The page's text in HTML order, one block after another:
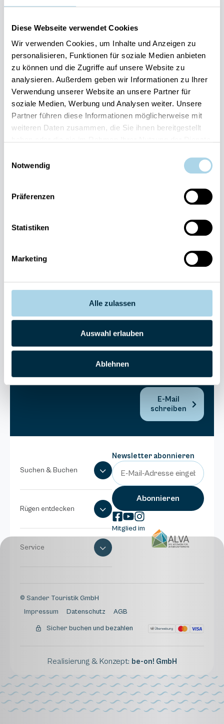
Diese Webseite verwendet Cookies
Wir verwenden Cookies, um Inhalte und Anzeigen zu
personalisieren, Funktionen für soziale Medien anbieten
zu können und die Zugriffe auf unsere Website zu
analysieren. Außerdem geben wir Informationen zu Ihrer
Verwendung unserer Website an unsere Partner für
soziale Medien, Werbung und Analysen weiter. Unsere
Partner führen diese Informationen möglicherweise mit
weiteren Daten zusammen, die Sie ihnen bereitgestellt
Notwendig
Präferenzen
Statistiken
Marketing
Alle zulassen
Auswahl erlauben
Ablehnen
23 Bewertungen
Ihre Vorteile auf einen Blick:
Bestpreis-Garantie für Ihren Urlaub
Flexible An- und Abreise 24/7 möglich
Risikofrei bis 60 Tage vorher stornieren
Sofortige Buchungsbestätigung
Persönlicher Gästeservice vor Ort Transparente
Fragen und Wünsche?
038393-
Anlage
Sterne
E-Mail
schreiben
Suchen & Buchen
Rügen entdecken
Service
Newsletter abonnieren
Mitglied im
© Sander Touristik GmbH
Impressum
Datenschutz AGB
Sicher buchen und bezahlen
Realisierung & Konzept: be-on! GmbH